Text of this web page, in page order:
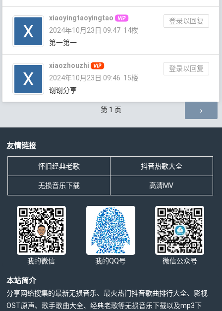
xiaoyingtaoyingtao
登录以回复
2024年10月23日 09:47 14楼
第一第一
xiaozhouzhi
登录以回复
2024年10月23日 09:46 15楼
谢谢分享
第 1 页
友情链接
怀旧经典老歌 抖音热歌大全
无损音乐下载 高清MV
我的微信 我的QQ号 微信公众号
本站简介
分享网络搜集的最新无损音乐、最火热门抖音歌曲排行大全、影视
OST原声、歌手歌曲大全、经典老歌等无损音乐下载以及mp3下